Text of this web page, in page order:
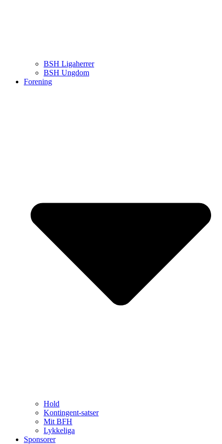
BSH Ligaherrer
BSH Ungdom
Forening
Hold
Kontingent-satser
Mit BFH
Lykkeliga
Sponsorer